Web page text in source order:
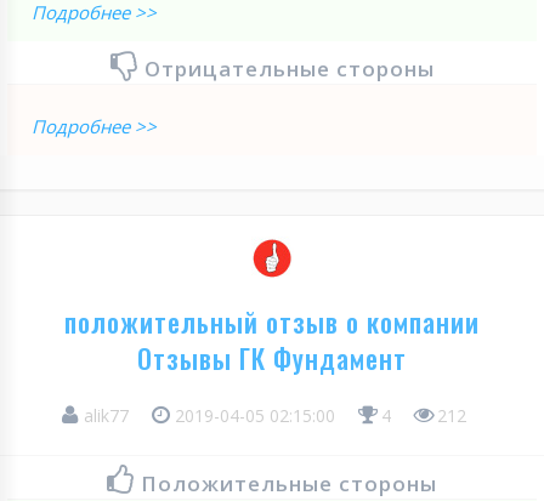
Подробнее >>
Отрицательные стороны
Подробнее >>
положительный отзыв о компании
Отзывы ГК Фундамент
alik77 2019-04-05 02:15:00 4 212
Положительные стороны